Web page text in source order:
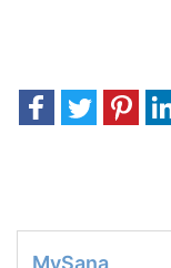
MySana